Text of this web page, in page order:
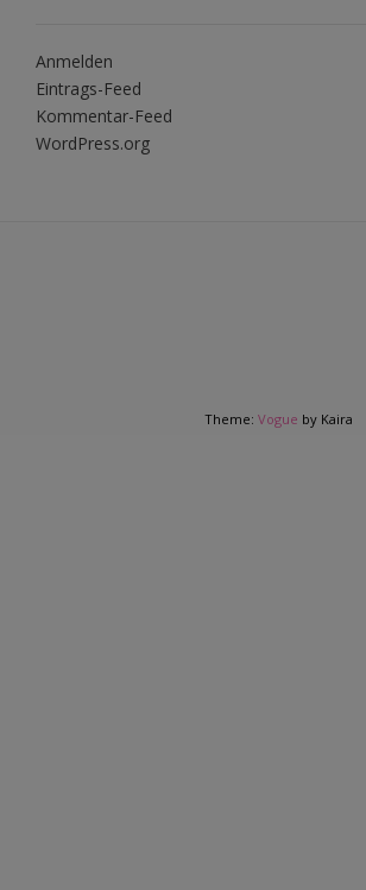
Anmelden
Eintrags-Feed
Kommentar-Feed
WordPress.org
Theme: Vogue by Kaira